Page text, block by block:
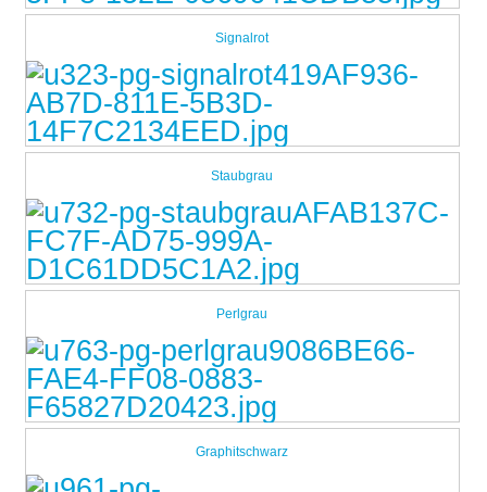
Signalrot
Staubgrau
Perlgrau
Graphitschwarz